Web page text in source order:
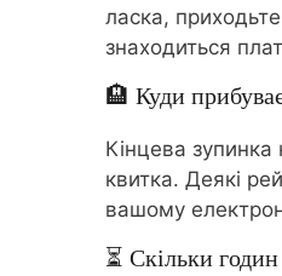
ласка,
знаходиться
🏨 Куди
Кінцева зупинка
квитка. Деякі
вашому
⏳ Скільки